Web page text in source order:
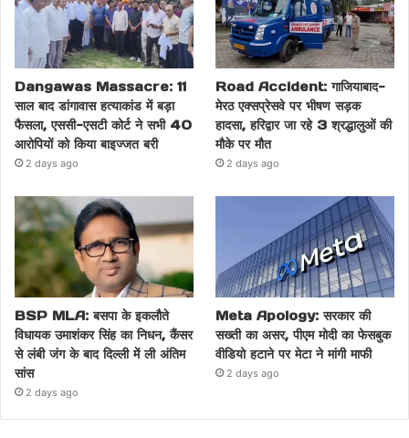
Dangawas Massacre: 11
साल बाद डांगावास हत्याकांड में बड़ा
फैसला, एससी-एसटी कोर्ट ने सभी 40
आरोपियों को किया बाइज्जत बरी
2 days ago
Road Accident: गाजियाबाद-
मेरठ एक्सप्रेसवे पर भीषण सड़क
हादसा, हरिद्वार जा रहे 3 श्रद्धालुओं की
मौके पर मौत
2 days ago
BSP MLA: बसपा के इकलौते
विधायक उमाशंकर सिंह का निधन, कैंसर
से लंबी जंग के बाद दिल्ली में ली अंतिम
सांस
2 days ago
Meta Apology: सरकार की
सख्ती का असर, पीएम मोदी का फेसबुक
वीडियो हटाने पर मेटा ने मांगी माफी
2 days ago